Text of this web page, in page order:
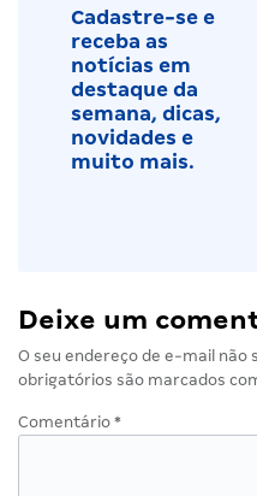
Cadastre-se e
receba as
notícias em
destaque da
semana, dicas,
novidades e
muito mais.
Deixe um
O seu endereço de e-mail não
obrigatórios são marcados
Comentário *